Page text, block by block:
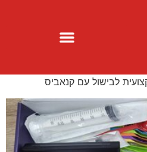
לבישול עם קנאביס